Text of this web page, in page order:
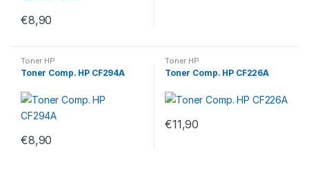
€8,90
Toner HP
Toner Comp. HP CF294A
€8,90
Toner HP
Toner Comp. HP CF226A
€11,90